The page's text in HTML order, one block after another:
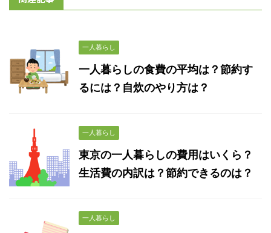
一人暮らし
一人暮らしの食費の平均は？節約す
るには？自炊のやり方は？
一人暮らし
東京の一人暮らしの費用はいくら？
生活費の内訳は？節約できるのは？
一人暮らし